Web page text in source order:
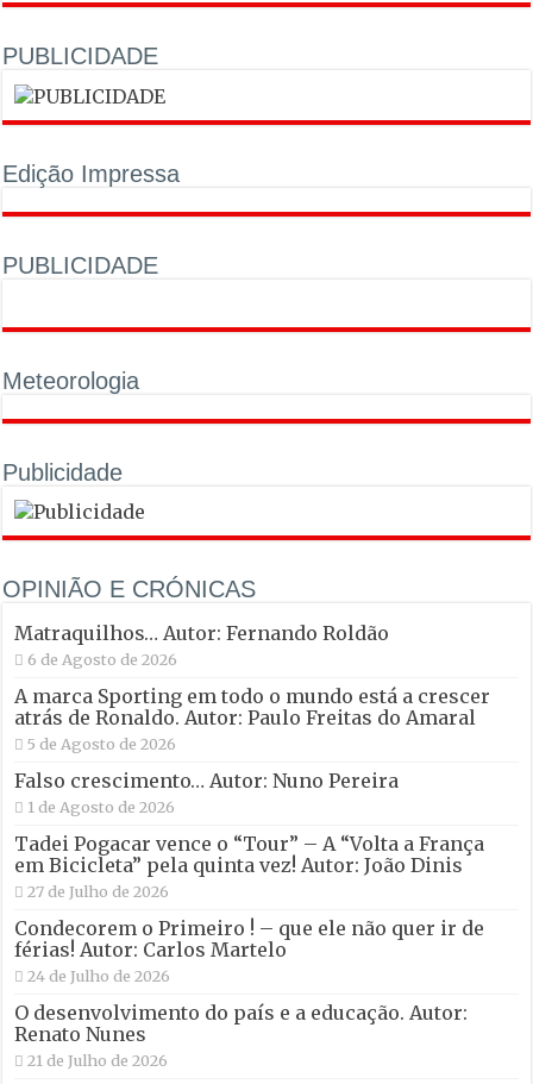
PUBLICIDADE
Edição Impressa
PUBLICIDADE
Meteorologia
Publicidade
OPINIÃO E CRÓNICAS
Matraquilhos… Autor: Fernando Roldão
6 de Agosto de 2026
A marca Sporting em todo o mundo está a crescer
atrás de Ronaldo. Autor: Paulo Freitas do Amaral
5 de Agosto de 2026
Falso crescimento… Autor: Nuno Pereira
1 de Agosto de 2026
Tadei Pogacar vence o “Tour” – A “Volta a França
em Bicicleta” pela quinta vez! Autor: João Dinis
27 de Julho de 2026
Condecorem o Primeiro ! – que ele não quer ir de
férias! Autor: Carlos Martelo
24 de Julho de 2026
O desenvolvimento do país e a educação. Autor:
Renato Nunes
21 de Julho de 2026